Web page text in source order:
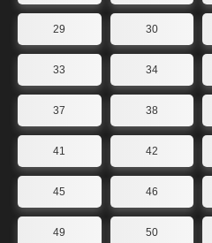
29 30
33 34
37 38
41 42
45 46
49 50